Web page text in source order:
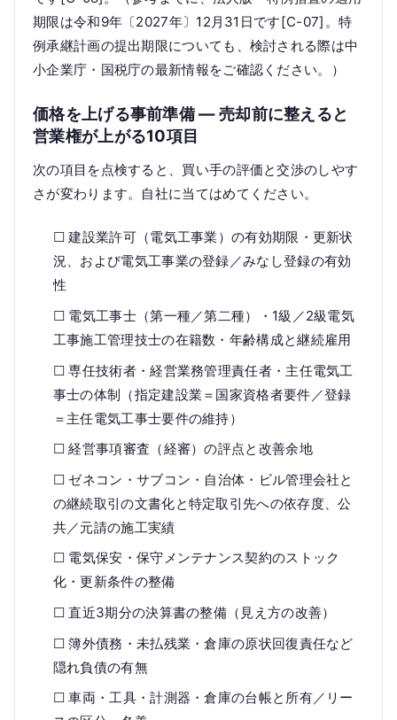
期限は令和9年〔2027年〕12月31日です[C-07]。特
例承継計画の提出期限についても、検討される際は中
小企業庁・国税庁の最新情報をご確認ください。）
価格を上げる事前準備 — 売却前に整えると
営業権が上がる10項目
次の項目を点検すると、買い手の評価と交渉のしやす
さが変わります。自社に当てはめてください。
☐ 建設業許可（電気工事業）の有効期限・更新状
況、および電気工事業の登録／みなし登録の有効
性
☐ 電気工事士（第一種／第二種）・1級／2級電気
工事施工管理技士の在籍数・年齢構成と継続雇用
☐ 専任技術者・経営業務管理責任者・主任電気工
事士の体制（指定建設業＝国家資格者要件／登録
＝主任電気工事士要件の維持）
☐ 経営事項審査（経審）の評点と改善余地
☐ ゼネコン・サブコン・自治体・ビル管理会社と
の継続取引の文書化と特定取引先への依存度、公
共／元請の施工実績
☐ 電気保安・保守メンテナンス契約のストック
化・更新条件の整備
☐ 直近3期分の決算書の整備（見え方の改善）
☐ 簿外債務・未払残業・倉庫の原状回復責任など
隠れ負債の有無
☐ 車両・工具・計測器・倉庫の台帳と所有／リー